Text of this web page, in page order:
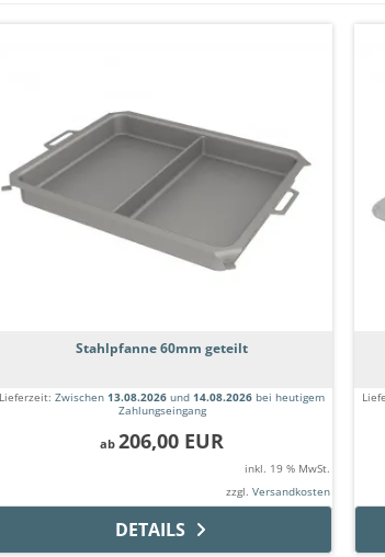
Stahlpfanne 60mm geteilt
Lieferzeit: Zwischen 13.08.2026 und 14.08.2026 bei heutigem
Zahlungseingang
ab 206,00 EUR
inkl. 19 % MwSt.
zzgl. Versandkosten
DETAILS